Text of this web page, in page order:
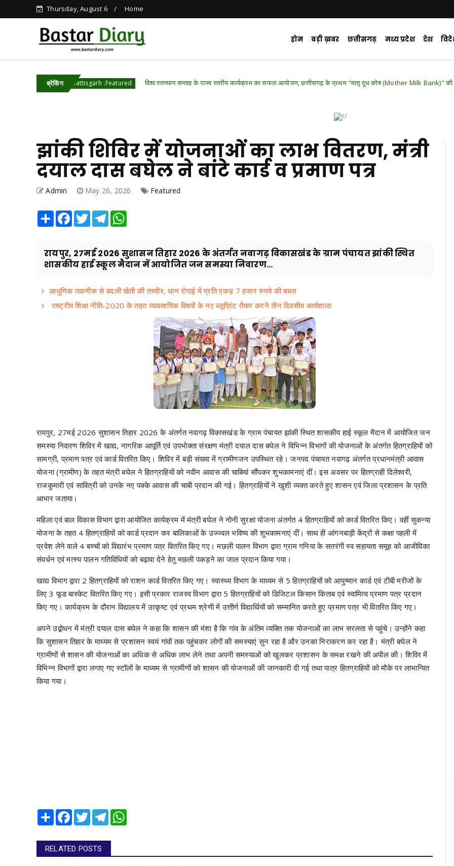
Thursday, August 6 Home
होम बड़ी ख़बर छत्तीसगढ़ मध्य प्रदेश देश
ब्रेकिंग
Chhattisgarh .Featured विश्व स्तनपान सप्ताह के राज्य स्तरीय कार्यक्रम का सफल आयोजन, छत्तीसगढ़ के प्रथम "मातृ दूध कोष (Mother Milk Bank)" की घोषणा
झांकी शिविर में योजनाओं का लाभ वितरण, मंत्री
दयाल दास बघेल ने बांटे कार्ड व प्रमाण पत्र
Admin May 26, 2026 Featured
Share Facebook
TwitterTelegram
रायपुर, 27मई 2026 सुशासन तिहार 2026 के अंतर्गत नवागढ़ विकासखंड के ग्राम पंचायत झांकी स्थित
शासकीय हाई स्कूल मैदान में आयोजित जन समस्या निवारण...
आधुनिक तकनीक से बदली खेती की तस्वीर, धान रोपाई में प्रति एकड़ 7 हजार रुपये की बचत
राष्ट्रीय शिक्षा नीति-2020 के तहत व्यावसायिक विषयों के नए ब्लूप्रिंट तैयार करने तीन दिवसीय कार्यशाला
रायपुर, 27मई 2026 सुशासन तिहार 2026 के अंतर्गत नवागढ़ विकासखंड के ग्राम पंचायत झांकी स्थित शासकीय हाई स्कूल मैदान में आयोजित जन
समस्या निवारण शिविर में खाद्य, नागरिक आपूर्ति एवं उपभोक्ता संरक्षण मंत्री दयाल दास बघेल ने विभिन्न विभागों की योजनाओं के अंतर्गत हितग्राहियों को
सामग्री, प्रमाण पत्र एवं कार्ड वितरित किए। शिविर में बड़ी संख्या में ग्रामीणजन उपस्थित रहे। जनपद पंचायत नवागढ़ अंतर्गत प्रधानमंत्री आवास
योजना (ग्रामीण) के तहत मंत्री बघेल ने हितग्राहियों को नवीन आवास की चाबियां सौंपकर शुभकामनाएं दीं। इस अवसर पर हितग्राही दिलेश्वरी,
राजकुमारी एवं सावित्री को उनके नए पक्के आवास की चाबी प्रदान की गई। हितग्राहियों ने खुशी व्यक्त करते हुए शासन एवं जिला प्रशासन के प्रति
आभार जताया।
महिला एवं बाल विकास विभाग द्वारा आयोजित कार्यक्रम में मंत्री बघेल ने नोनी सुरक्षा योजना अंतर्गत 4 हितग्राहियों को कार्ड वितरित किए। वहीं सुकन्या
योजना के तहत 4 हितग्राहियों को कार्ड प्रदान कर बालिकाओं के उज्ज्वल भविष्य की शुभकामनाएं दीं। साथ ही आंगनबाड़ी केंद्रों से कक्षा पहली में
प्रवेश लेने वाले 4 बच्चों को विद्यारंभ प्रमाण पत्र वितरित किए गए। मछली पालन विभाग द्वारा ग्राम गनिया के सतरंगी स्व सहायता समूह को आजीविका
संवर्धन एवं मत्स्य पालन गतिविधियों को बढ़ावा देने हेतु मछली पकड़ने का जाल प्रदान किया गया।
खाद्य विभाग द्वारा 2 हितग्राहियों को राशन कार्ड वितरित किए गए। स्वास्थ्य विभाग के माध्यम से 5 हितग्राहियों को आयुष्मान कार्ड एवं टीबी मरीजों के
लिए 3 फूड बास्केट वितरित किए गए। इसी प्रकार राजस्व विभाग द्वारा 5 हितग्राहियों को डिजिटल किसान किताब एवं स्वामित्व प्रमाण पत्र प्रदान
किए गए। कार्यक्रम के दौरान विद्यालय में उत्कृष्ट एवं प्रथम श्रेणी में उत्तीर्ण विद्यार्थियों को सम्मानित करते हुए प्रमाण पत्र भी वितरित किए गए।
अपने उद्बोधन में मंत्री दयाल दास बघेल ने कहा कि शासन की मंशा है कि गांव के अंतिम व्यक्ति तक योजनाओं का लाभ सरलता से पहुंचे। उन्होंने कहा
कि सुशासन तिहार के माध्यम से प्रशासन स्वयं गांवों तक पहुंचकर लोगों की समस्याएं सुन रहा है और उनका निराकरण कर रहा है। मंत्री बघेल ने
ग्रामीणों से शासन की योजनाओं का अधिक से अधिक लाभ लेने तथा अपनी समस्याओं को खुलकर प्रशासन के समक्ष रखने की अपील की। शिविर में
विभिन्न विभागों द्वारा लगाए गए स्टॉलों के माध्यम से ग्रामीणों को शासन की योजनाओं की जानकारी दी गई तथा पात्र हितग्राहियों को मौके पर लाभान्वित
किया गया।
Share Facebook
TwitterTelegram
RELATED POSTS